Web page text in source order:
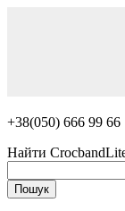
+38(050) 666 99 66
Найти Crocband
Пошук